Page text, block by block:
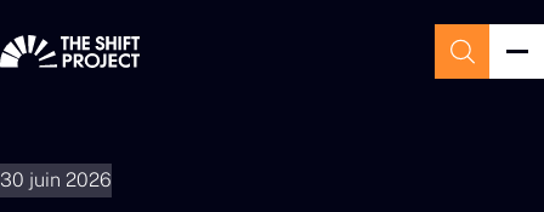
30 juin 2026